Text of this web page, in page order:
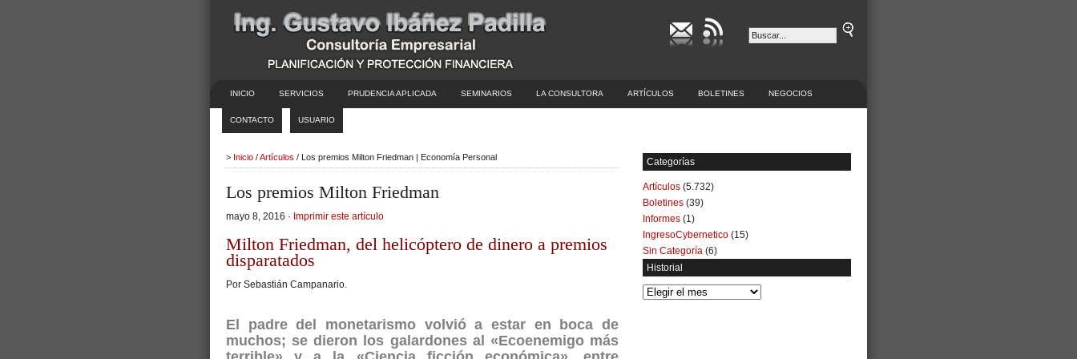
INICIO SERVICIOS PRUDENCIA APLICADA SEMINARIOS LA CONSULTORA ARTÍCULOS BOLETINES NEGOCIOS
CONTACTO USUARIO
> Inicio /Artículos / Los premios Milton Friedman | Economía Personal
Los premios Milton Friedman
mayo 8, 2016 · Imprimir este artículo
Milton Friedman, del helicóptero de dinero a premios
disparatados
Por Sebastián Campanario.
El padre del monetarismo volvió a estar en boca de
muchos; se dieron los galardones al «Ecoenemigo más
Categorías
Artículos (5.732)
Boletines (39)
Informes (1)
IngresoCybernetico (15)
Sin Categoría (6)
Historial
Historial